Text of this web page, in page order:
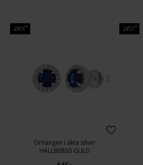
20%*
Örhängen i äkta silver
HALLBERGS GULD
20%*